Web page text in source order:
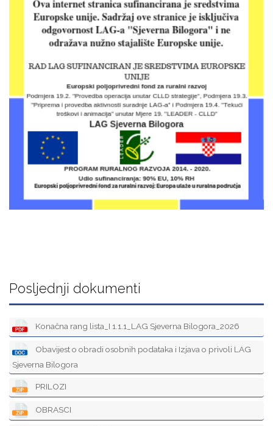
Posljednji dokumenti
Konačna rang lista_I 1.1.1_LAG Sjeverna Bilogora_2026
Obavijest o obradi osobnih podataka i Izjava o privoli LAG
Sjeverna Bilogora
PRILOZI
OBRASCI